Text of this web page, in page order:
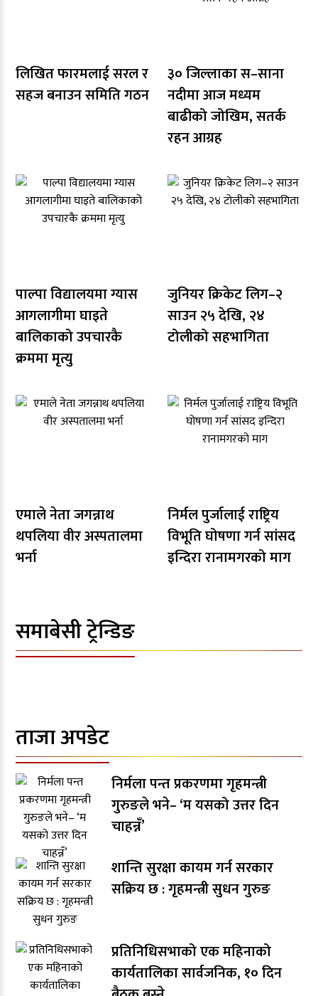
लिखित फारमलाई सरल र
सहज बनाउन समिति गठन
३० जिल्लाका स–साना
नदीमा आज मध्यम
बाढीको जोखिम, सतर्क
रहन आग्रह
पाल्पा विद्यालयमा ग्यास
आगलागीमा घाइते
बालिकाको उपचारकै
क्रममा मृत्यु
जुनियर क्रिकेट लिग–२
साउन २५ देखि, २४
टोलीको सहभागिता
एमाले नेता जगन्नाथ
थपलिया वीर अस्पतालमा
भर्ना
निर्मल पुर्जालाई राष्ट्रिय
विभूति घोषणा गर्न सांसद
इन्दिरा रानामगरको माग
समाबेसी ट्रेन्डिङ
ताजा अपडेट
निर्मला पन्त प्रकरणमा गृहमन्त्री
गुरुङले भने– ‘म यसको उत्तर दिन
चाहन्नँ’
शान्ति सुरक्षा कायम गर्न सरकार
सक्रिय छ : गृहमन्त्री सुधन गुरुङ
प्रतिनिधिसभाको एक महिनाको
कार्यतालिका सार्वजनिक, १० दिन